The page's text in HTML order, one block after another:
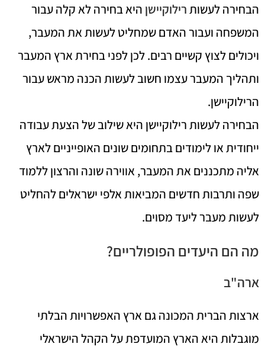
הבחירה לעשותרילוקיישן היא בחירה לא קלה עבור
המשפחה ועבור האדם שמחליט לעשות את המעבר,
ויכולים לצוץ קשיים רבים. לכן לפני בחירת ארץ המעבר
ותהליך המעבר עצמו חשוב לעשות הכנה מראש עבור
הרילוקיישן.
הבחירה לעשות רילוקיישן היא שילוב של הצעת עבודה
ייחודית או לימודים בתחומים שונים האופייניים לארץ
אליה מתכננים את המעבר, אווירה שונה והרצון ללמוד
שפה ותרבות חדשים המביאות אלפי ישראלים להחליט
לעשות מעבר ליעד מסוים.
מה הם היעדים הפופולריים?
ארה"ב
ארצות הברית המכונה גם ארץ האפשרויות הבלתי
מוגבלות היא הארץ המועדפת על הקהל הישראלי